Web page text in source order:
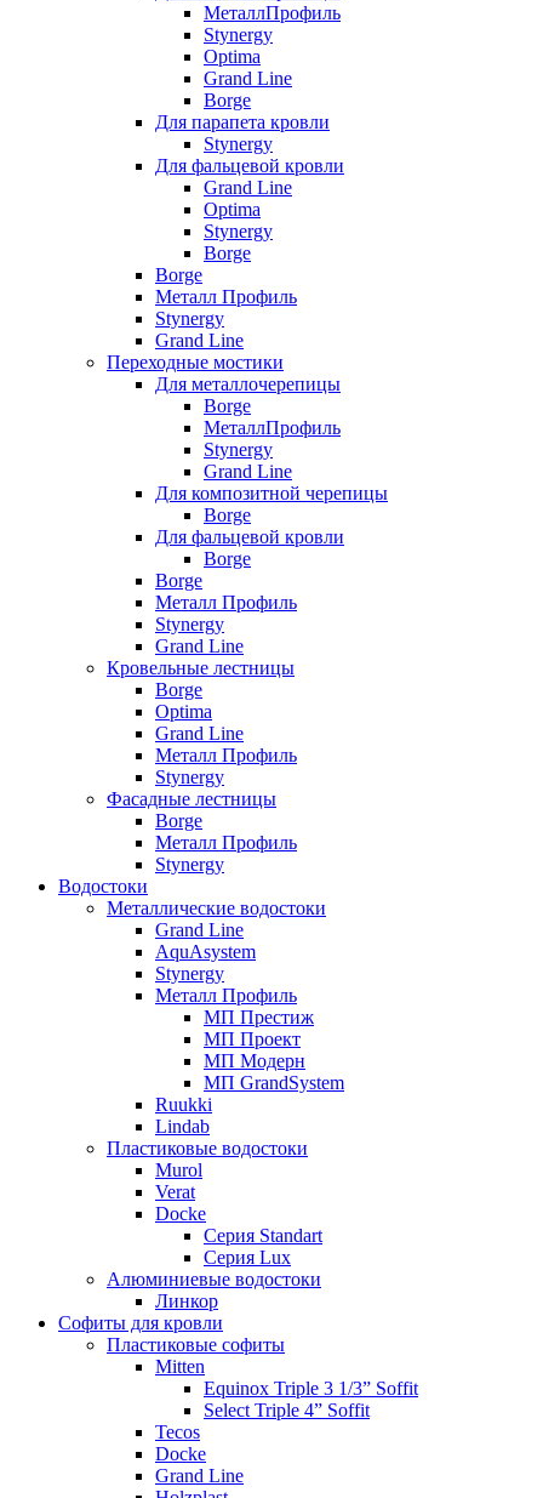
МеталлПрофиль
Stynergy
Optima
Grand Line
Borge
Для парапета кровли
Stynergy
Для фальцевой кровли
Grand Line
Optima
Stynergy
Borge
Borge
Металл Профиль
Stynergy
Grand Line
Переходные мостики
Для металлочерепицы
Borge
МеталлПрофиль
Stynergy
Grand Line
Для композитной черепицы
Borge
Для фальцевой кровли
Borge
Borge
Металл Профиль
Stynergy
Grand Line
Кровельные лестницы
Borge
Optima
Grand Line
Металл Профиль
Stynergy
Фасадные лестницы
Borge
Металл Профиль
Stynergy
Водостоки
Металлические водостоки
Grand Line
AquAsystem
Stynergy
Металл Профиль
МП Престиж
МП Проект
МП Модерн
МП GrandSystem
Ruukki
Lindab
Пластиковые водостоки
Murol
Verat
Docke
Серия Standart
Серия Lux
Алюминиевые водостоки
Линкор
Софиты для кровли
Пластиковые софиты
Mitten
Equinox Triple 3 1/3” Soffit
Select Triple 4” Soffit
Tecos
Docke
Grand Line